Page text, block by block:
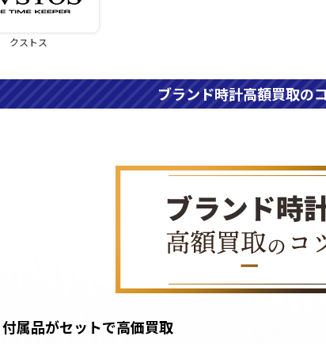
クストス
ブランド時計高額買取の
付属品がセットで高価買取